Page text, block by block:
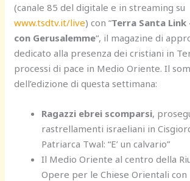
(canale 85 del digitale e in streaming su
www.tsdtv.it/live) con “Terra Santa
con Gerusalemme“, il magazine di
dedicato alla presenza dei cristiani in
processi di pace in Medio Oriente. Il
dell’edizione di questa settimana:
Ragazzi ebrei scomparsi,
rastrellamenti israeliani in
Patriarca Twal: “E’ un calvario”
Il Medio Oriente al centro della
Opere per le Chiese Orientali con